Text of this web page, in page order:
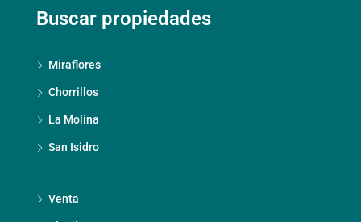
Buscar propiedades
Miraflores
Chorrillos
La Molina
San Isidro
Venta